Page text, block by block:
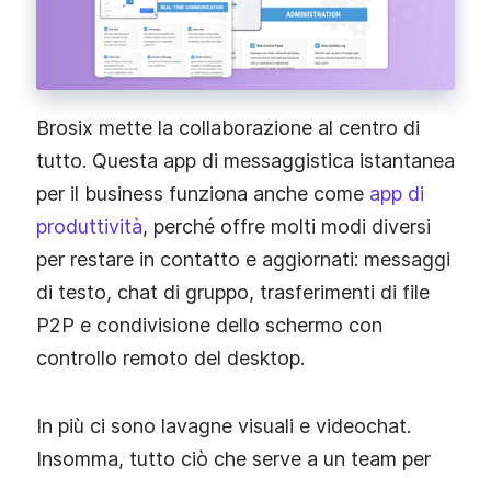
Brosix mette la collaborazione al centro di
tutto. Questa app di messaggistica istantanea
per il business funziona anche come app di
produttività, perché offre molti modi diversi
per restare in contatto e aggiornati: messaggi
di testo, chat di gruppo, trasferimenti di file
P2P e condivisione dello schermo con
controllo remoto del desktop.
In più ci sono lavagne visuali e videochat.
Insomma, tutto ciò che serve a un team per